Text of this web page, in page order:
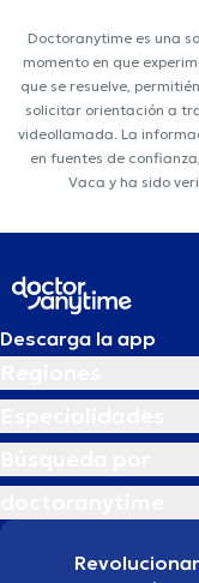
Doctoranytime es una
momento en que
que se resuelve,
solicitar orientación a
videollamada. La
en fuentes de
Vaca y ha sido
Descarga la app